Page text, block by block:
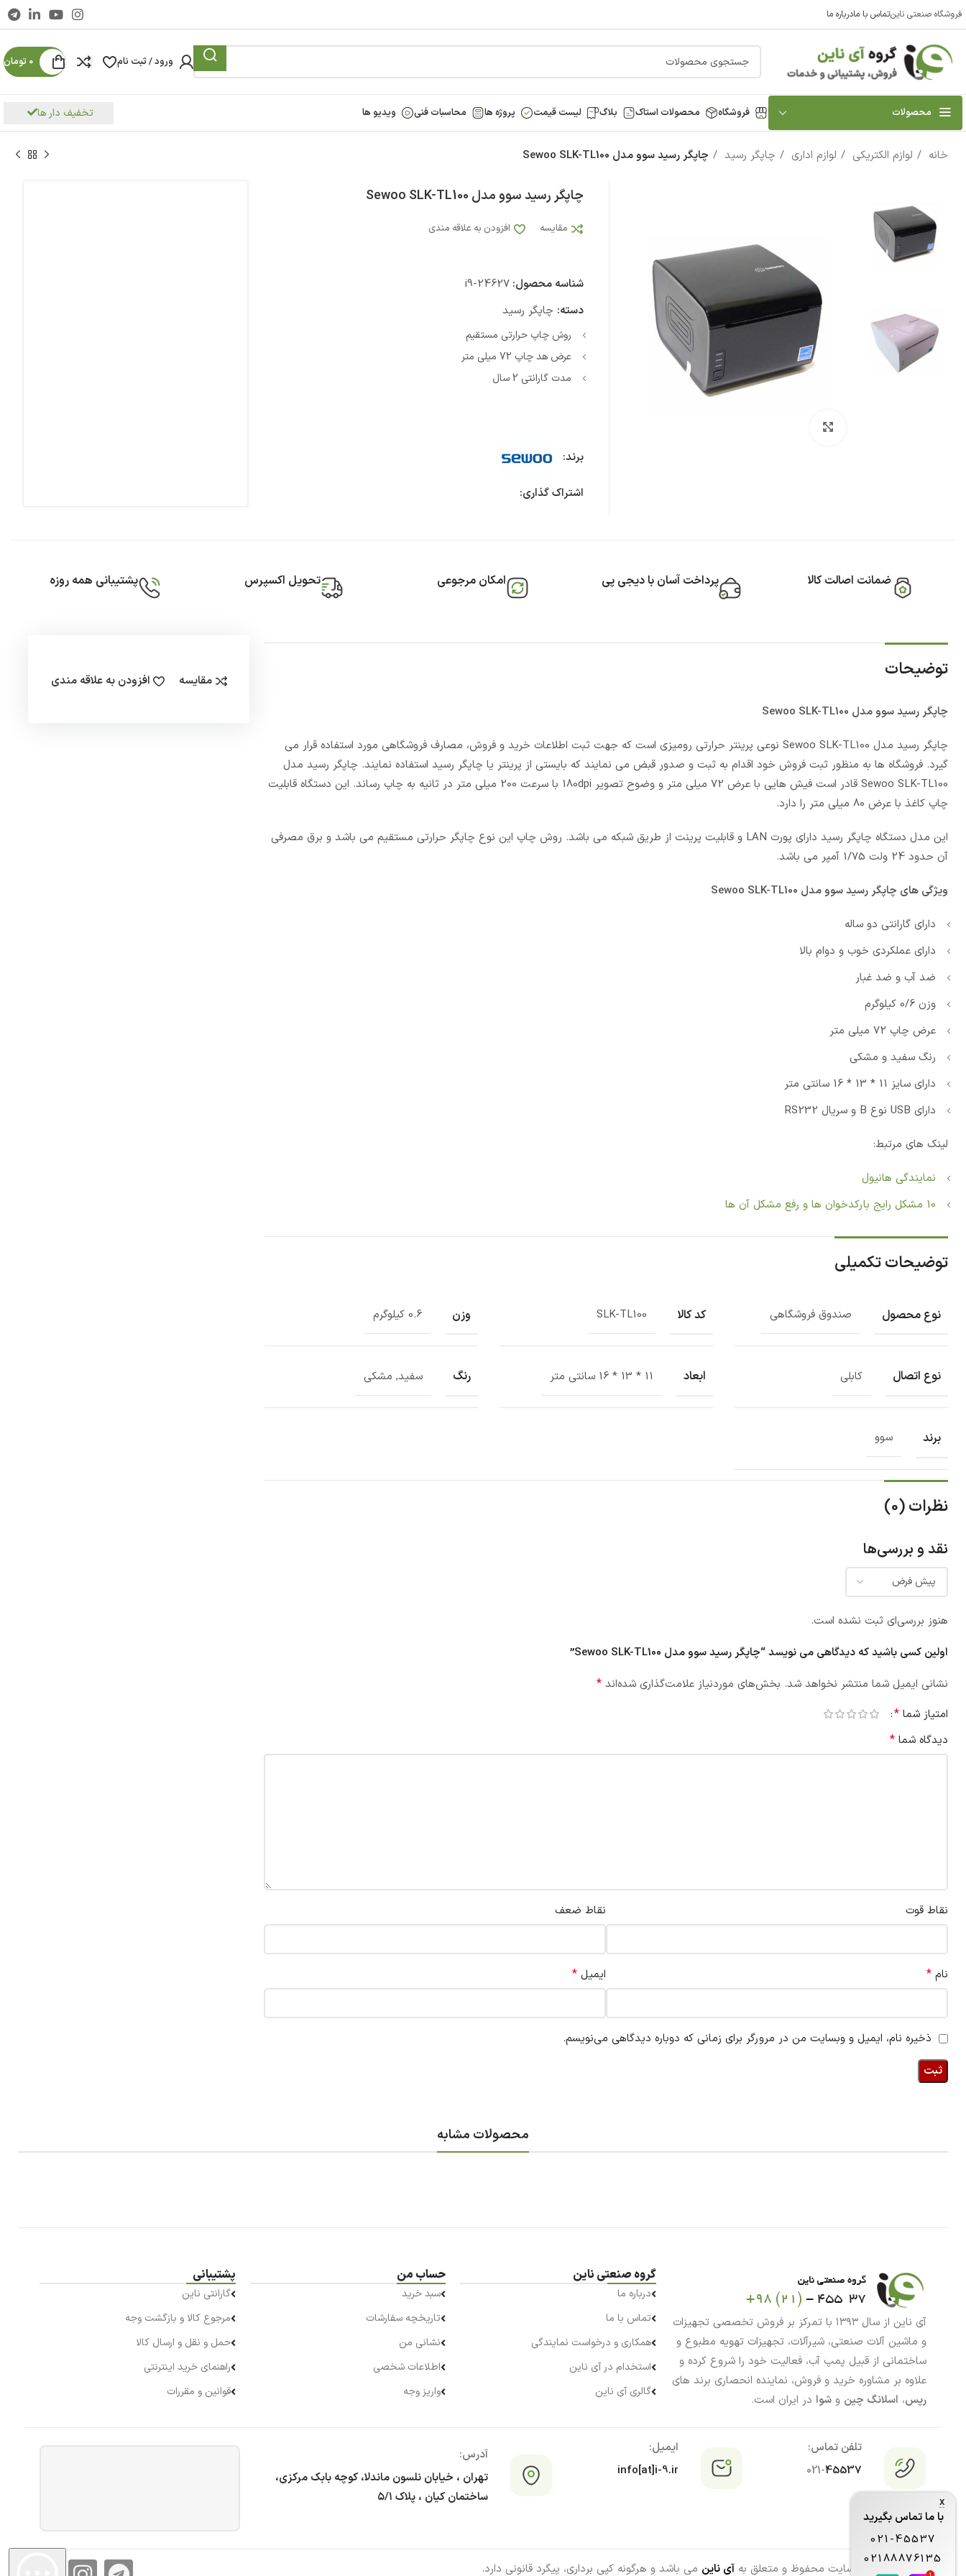
فروشگاه صنعتی ناینتماس با مادرباره ما
ورود / ثبت نام 0 تومان
محصولات فروشگاه محصولات استاک بلاگ لیست قیمت پروژه ها محاسبات فنی ویدیو ها تخفیف دار ها
خانه لوازم الکتریکی لوازم اداری چاپگر رسید چاپگر رسید سوو مدل Sewoo SLK-TL100
چاپگر رسید سوو مدل Sewoo SLK-TL100
مقایسه افزودن به علاقه مندی
شناسه محصول:i9-24627
دسته: چاپگر رسید
روش چاپ حرارتی مستقیم
عرض هد چاپ 72 میلی متر
مدت گارانتی 2 سال
برند:
اشتراک گذاری:
ضمانت اصالت کالا پرداخت آسان با دیجی پی امکان مرجوعی تحویل اکسپرس پشتیبانی همه روزه
توضیحات
چاپگر رسید سوو مدل Sewoo SLK-TL100
چاپگر رسید مدل Sewoo SLK-TL100 نوعی پرینتر حرارتی رومیزی است که جهت ثبت اطلاعات خرید و فروش، مصارف فروشگاهی مورد استفاده قرار می
گیرد. فروشگاه ها به منظور ثبت فروش خود اقدام به ثبت و صدور قبض می نمایند که بایستی از پرینتر یا چاپگر رسید استفاده نمایند. چاپگر رسید مدل
Sewoo SLK-TL100 قادر است فیش هایی با عرض 72 میلی متر و وضوح تصویر 180dpi با سرعت 200 میلی متر در ثانیه به چاپ رساند. این دستگاه قابلیت
چاپ کاغذ با عرض 80 میلی متر را دارد.
این مدل دستگاه چاپگر رسید دارای پورت LAN و قابلیت پرینت از طریق شبکه می باشد. روش چاپ این نوع چاپگر حرارتی مستقیم می باشد و برق مصرفی
آن حدود 24 ولت 1/75 آمپر می باشد.
ویژگی های چاپگر رسید سوو مدل Sewoo SLK-TL100
دارای گارانتی دو ساله
دارای عملکردی خوب و دوام بالا
ضد آب و ضد غبار
وزن 0/6 کیلوگرم
عرض چاپ 72 میلی متر
رنگ سفید و مشکی
دارای سایز 11 * 13 * 16 سانتی متر
دارای USB نوع B و سریال RS232
لینک های مرتبط:
نمایندگی هانیول
10 مشکل رایج بارکدخوان ها و رفع مشکل آن ها
توضیحات تکمیلی
نوع محصول صندوق فروشگاهی کد کالا SLK-TL100 وزن 0.6 کیلوگرم
نوع اتصال کابلی ابعاد 11 * 13 * 16 سانتی متر رنگ سفید, مشکی
برند سوو
نظرات (0)
نقد و بررسی‌ها
هنوز بررسی‌ای ثبت نشده است.
اولین کسی باشید که دیدگاهی می نویسد “چاپگر رسید سوو مدل Sewoo SLK-TL100”
نشانی ایمیل شما منتشر نخواهد شد. بخش‌های موردنیاز علامت‌گذاری شده‌اند *
امتیاز شما *
دیدگاه شما *
نقاط قوت نقاط ضعف
نام * ایمیل *
ذخیره نام، ایمیل و وبسایت من در مرورگر برای زمانی که دوباره دیدگاهی می‌نویسم.
مقایسه افزودن به علاقه مندی
محصولات مشابه
آی ناین از سال ۱۳۹۳ با تمرکز بر فروش تخصصی تجهیزات
و ماشین آلات صنعتی، شیرآلات، تجهیزات تهویه مطبوع و
ساختمانی از قبیل پمپ آب، فعالیت خود را شروع کرده و
علاوه بر مشاوره خرید و فروش، نماینده انحصاری برند های
رپس، اسلانگ چین و شوا در ایران است.
گروه صنعتی ناین
درباره ما
تماس با ما
همکاری و درخواست نمایندگی
استخدام در آی ناین
گالری آی ناین
حساب من
سبد خرید
تاریخچه سفارشات
نشانی من
اطلاعات شخصی
واریز وجه
پشتیبانی
گارانتی ناین
مرجوع کالا و بازگشت وجه
حمل و نقل و ارسال کالا
راهنمای خرید اینترنتی
قوانین و مقررات
تلفن تماس:
021-45537
ایمیل:
info[at]i-9.ir
آدرس:
تهران ، خیابان نلسون ماندلا، کوچه بابک مرکزی،
ساختمان کیان ، پلاک ۵/۱
تمامی حقوق این سایت محفوظ و متعلق به آی ناین می باشد و هرگونه کپی برداری، پیگرد قانونی دارد.
x
با ما تماس بگیرید
021-45537
02188876135